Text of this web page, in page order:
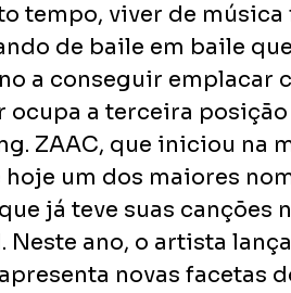
tempo, viver de
de baile em baile
a conseguir emplacar
ocupa a terceira
ZAAC, que iniciou na
hoje um dos maiores
já teve suas canções
Neste ano, o artista
novas facetas